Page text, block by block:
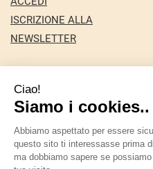
ISCRIZIONE ALLA
NEWSLETTER
Farmacia Nuova
Giuseppina Fortini - Via
marforti@tin.it|Tel.: